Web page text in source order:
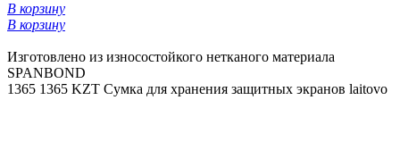
В корзину
В корзину
Изготовлено из износостойкого нетканого материала
SPANBOND
1365 1365 KZT Сумка для хранения защитных экранов laitovo